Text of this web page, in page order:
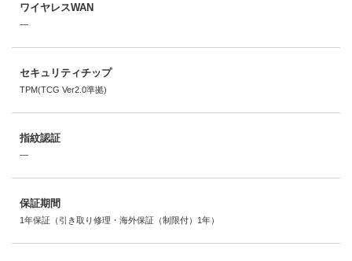
ワイヤレスWAN
―
セキュリティチップ
TPM(TCG Ver2.0準拠)
指紋認証
―
保証期間
1年保証（引き取り修理・海外保証（制限付）1年）